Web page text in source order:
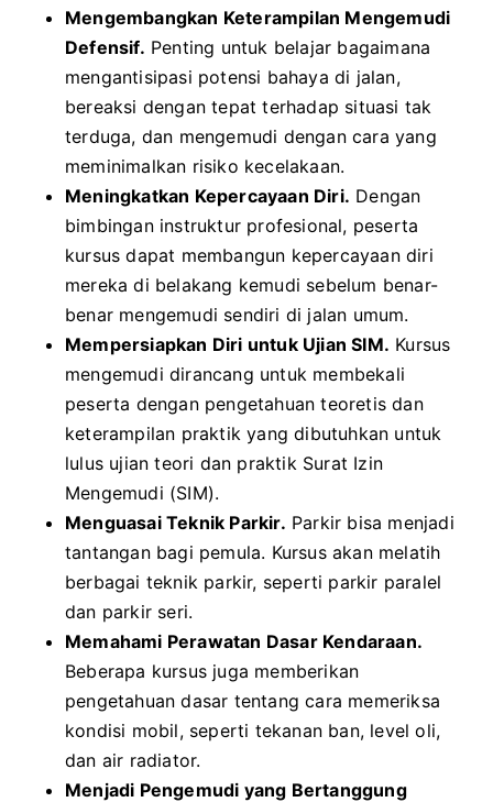
Mengembangkan Keterampilan Mengemudi
Defensif. Penting untuk belajar bagaimana
mengantisipasi potensi bahaya di jalan,
bereaksi dengan tepat terhadap situasi tak
terduga, dan mengemudi dengan cara yang
meminimalkan risiko kecelakaan.
Meningkatkan Kepercayaan Diri. Dengan
bimbingan instruktur profesional, peserta
kursus dapat membangun kepercayaan diri
mereka di belakang kemudi sebelum benar-
benar mengemudi sendiri di jalan umum.
Mempersiapkan Diri untuk Ujian SIM. Kursus
mengemudi dirancang untuk membekali
peserta dengan pengetahuan teoretis dan
keterampilan praktik yang dibutuhkan untuk
lulus ujian teori dan praktik Surat Izin
Mengemudi (SIM).
Menguasai Teknik Parkir. Parkir bisa menjadi
tantangan bagi pemula. Kursus akan melatih
berbagai teknik parkir, seperti parkir paralel
dan parkir seri.
Memahami Perawatan Dasar Kendaraan.
Beberapa kursus juga memberikan
pengetahuan dasar tentang cara memeriksa
kondisi mobil, seperti tekanan ban, level oli,
dan air radiator.
Menjadi Pengemudi yang Bertanggung